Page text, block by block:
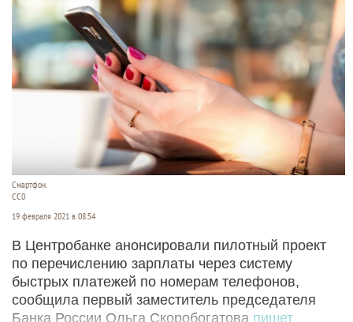
Смартфон.
СС0
19 февраля 2021 в 08:54
В Центробанке анонсировали пилотный проект
по перечислению зарплаты через систему
быстрых платежей по номерам телефонов,
сообщила первый заместитель председателя
Банка России Ольга Скоробогатова пишет